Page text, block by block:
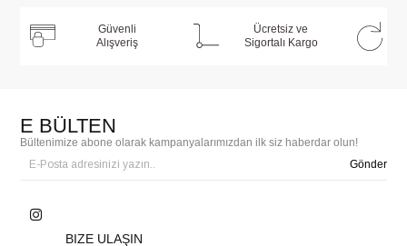
Güvenli
Alışveriş
Ücretsiz ve
Sigortalı Kargo
E BÜLTEN
Bültenimize abone olarak kampanyalarımızdan ilk siz haberdar olun!
Gönder
BIZE ULAŞIN